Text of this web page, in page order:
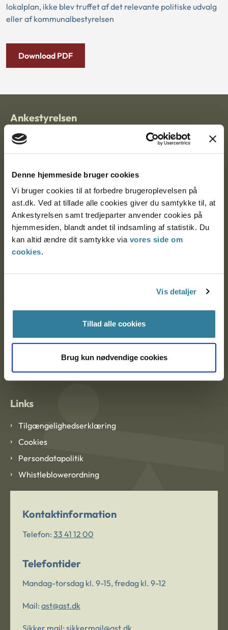
Denne hjemmeside bruger cookies
Vi bruger cookies til at forbedre brugeroplevelsen på
ast.dk. Ved at tillade alle cookies giver du samtykke til, at
Ankestyrelsen samt tredjeparter anvender cookies på
hjemmesiden, blandt andet til indsamling af statistik. Du
kan altid ændre dit samtykke via vores side om
cookies.
Vis detaljer
Tillad alle cookies
Brug kun nødvendige cookies
lokalplan, ikke blev truffet af det relevante politiske udvalg
eller af kommunalbestyrelsen
Download PDF
Ankestyrelsen
Postadresse:
9000 Aalborg
Ankestyrelsen Aalborg
Ankestyrelsen København
Om Ankestyrelsen
Blanketter og kontaktformularer
Links
Tilgængelighedserklæring
Cookies
Persondatapolitik
Whistleblowerordning
Kontaktinformation
Telefon: 33 41 12 00
Telefontider
Mandag-torsdag kl. 9-15, fredag kl. 9-12
Mail: ast@ast.dk